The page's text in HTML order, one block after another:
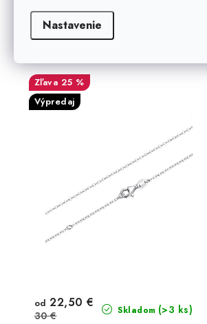
Nastavenie
Strieborná jemná retiazka 1,2
25 %
Výpredaj
Skladom (>3 ks)
od 22,50 €
30 €